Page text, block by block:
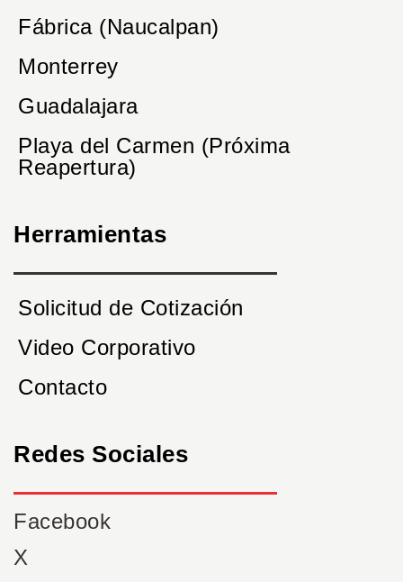
Fábrica (Naucalpan)
Monterrey
Guadalajara
Playa del Carmen (Próxima
Reapertura)
Herramientas
Solicitud de Cotización
Video Corporativo
Contacto
Redes Sociales
Facebook
X